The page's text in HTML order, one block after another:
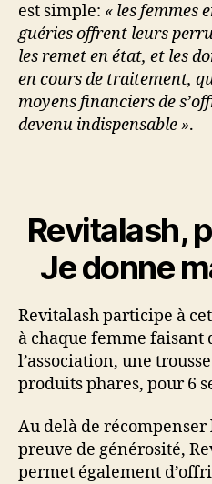
est simple: « les femmes
guéries offrent leurs
les remet en état, et les
en cours de traitement,
moyens financiers de
devenu indispensable ».
Revitalash,
Je donne
Revitalash participe à
à chaque femme faisant
l’association, une
produits phares, pour 6
Au delà de
preuve de générosité,
permet également